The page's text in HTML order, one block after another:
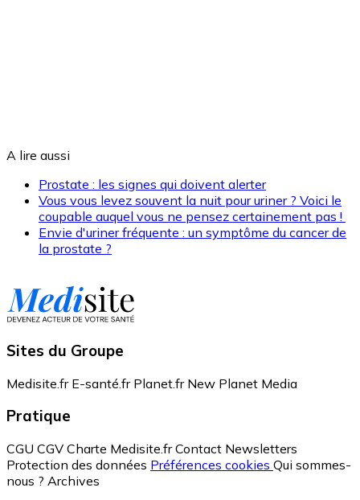
A lire aussi
Prostate : les signes qui doivent alerter
Vous vous levez souvent la nuit pour uriner ? Voici le
coupable auquel vous ne pensez certainement pas !
Envie d'uriner fréquente : un symptôme du cancer de
la prostate ?
Sites du Groupe
Medisite.fr E-santé.fr Planet.fr New Planet Media
Pratique
CGU CGV Charte Medisite.fr Contact Newsletters
Protection des données Préférences cookies Qui sommes-
nous ? Archives